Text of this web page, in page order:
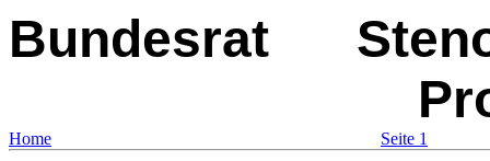
Bundesrat
Home Seite 1